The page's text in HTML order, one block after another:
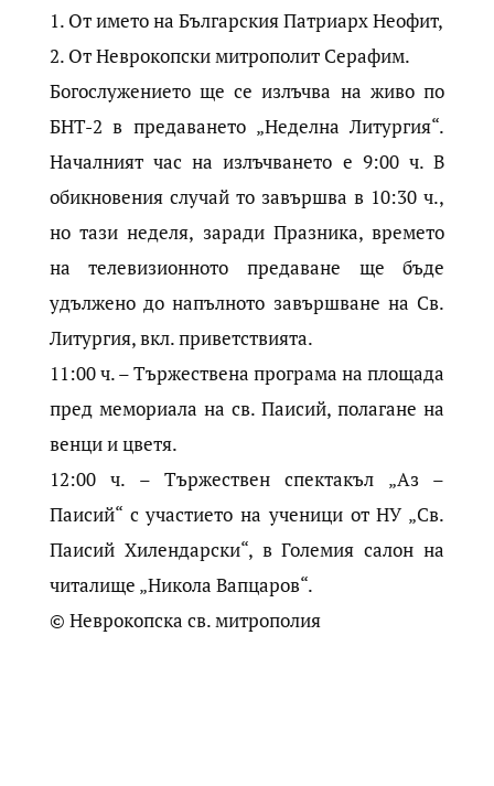
1. От името на Българския Патриарх Неофит,
2. От Неврокопски митрополит Серафим.
Богослужението ще се излъчва на живо по
БНТ-2 в предаването „Неделна Литургия“.
Началният час на излъчването е 9:00 ч. В
обикновения случай то завършва в 10:30 ч.,
но тази неделя, заради Празника, времето
на телевизионното предаване ще бъде
удължено до напълното завършване на Св.
Литургия, вкл. приветствията.
11:00 ч. – Тържествена програма на площада
пред мемориала на св. Паисий, полагане на
венци и цветя.
12:00 ч. – Тържествен спектакъл „Аз –
Паисий“ с участието на ученици от НУ „Св.
Паисий Хилендарски“, в Големия салон на
читалище „Никола Вапцаров“.
© Неврокопска св. митрополия